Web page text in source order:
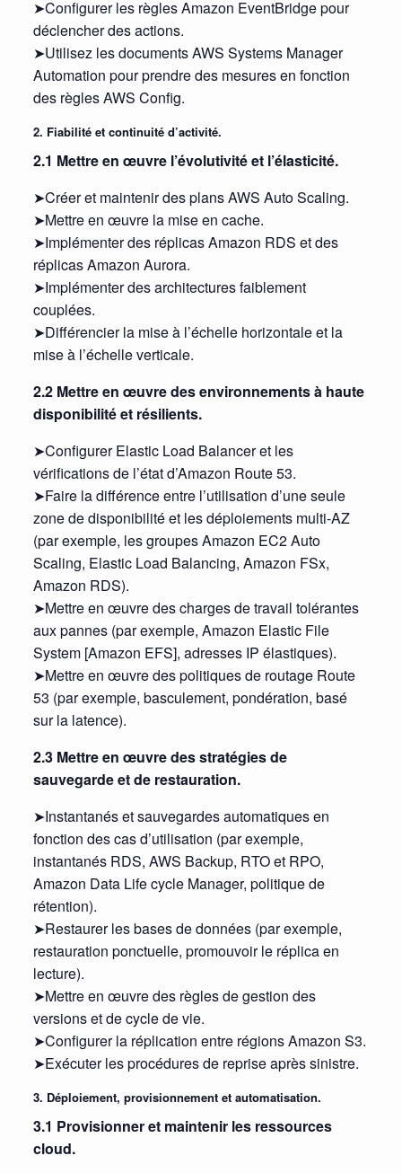
➤Configurer les règles Amazon EventBridge pour
déclencher des actions.
➤Utilisez les documents AWS Systems Manager
Automation pour prendre des mesures en fonction
des règles AWS Config.
2. Fiabilité et continuité d’activité.
2.1 Mettre en œuvre l’évolutivité et l’élasticité.
➤Créer et maintenir des plans AWS Auto Scaling.
➤Mettre en œuvre la mise en cache.
➤Implémenter des réplicas Amazon RDS et des
réplicas Amazon Aurora.
➤Implémenter des architectures faiblement
couplées.
➤Différencier la mise à l’échelle horizontale et la
mise à l’échelle verticale.
2.2 Mettre en œuvre des environnements à haute
disponibilité et résilients.
➤Configurer Elastic Load Balancer et les
vérifications de l’état d’Amazon Route 53.
➤Faire la différence entre l’utilisation d’une seule
zone de disponibilité et les déploiements multi-AZ
(par exemple, les groupes Amazon EC2 Auto
Scaling, Elastic Load Balancing, Amazon FSx,
Amazon RDS).
➤Mettre en œuvre des charges de travail tolérantes
aux pannes (par exemple, Amazon Elastic File
System [Amazon EFS], adresses IP élastiques).
➤Mettre en œuvre des politiques de routage Route
53 (par exemple, basculement, pondération, basé
sur la latence).
2.3 Mettre en œuvre des stratégies de
sauvegarde et de restauration.
➤Instantanés et sauvegardes automatiques en
fonction des cas d’utilisation (par exemple,
instantanés RDS, AWS Backup, RTO et RPO,
Amazon Data Life cycle Manager, politique de
rétention).
➤Restaurer les bases de données (par exemple,
restauration ponctuelle, promouvoir le réplica en
lecture).
➤Mettre en œuvre des règles de gestion des
versions et de cycle de vie.
➤Configurer la réplication entre régions Amazon S3.
➤Exécuter les procédures de reprise après sinistre.
3. Déploiement, provisionnement et automatisation.
3.1 Provisionner et maintenir les ressources
cloud.